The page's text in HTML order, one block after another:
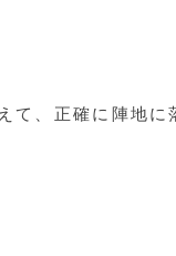
、正確に陣地